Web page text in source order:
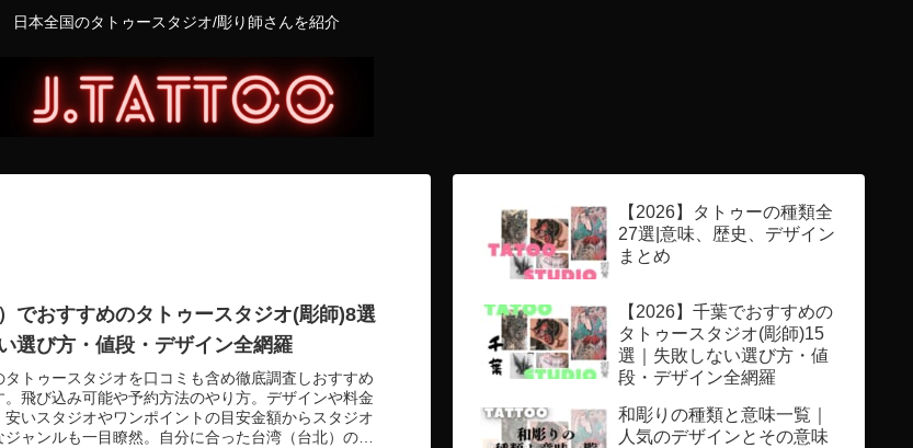
日本全国のタトゥースタジオ/彫り師さんを紹介
でおすすめのタトゥースタジオ(彫師)8選
選び方・値段・デザイン全網羅
タトゥースタジオを口コミも含め徹底調査しおすすめ
。飛び込み可能や予約方法のやり方。デザインや料金
安いスタジオやワンポイントの目安金額からスタジオ
ャンルも一目瞭然。自分に合った台湾（台北）のタ
【2026】タトゥーの種類全
27選|意味、歴史、デザイン
まとめ
【2026】千葉でおすすめの
タトゥースタジオ(彫師)15
選｜失敗しない選び方・値
段・デザイン全網羅
和彫りの種類と意味一覧｜
人気のデザインとその意味